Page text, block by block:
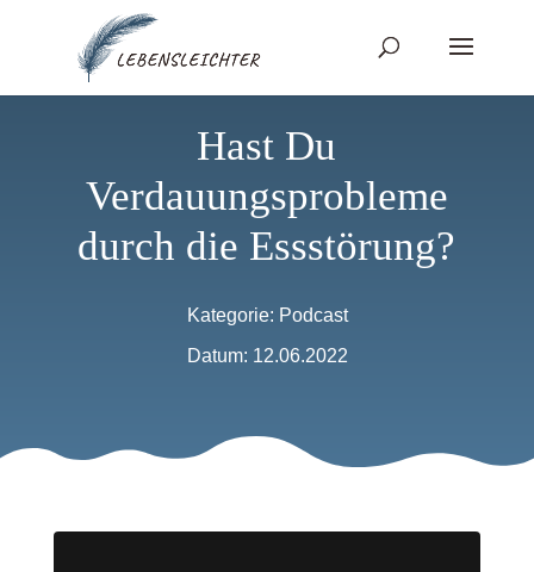
Hast Du
Verdauungsprobleme
durch die Essstörung?
Kategorie: Podcast
Datum: 12.06.2022